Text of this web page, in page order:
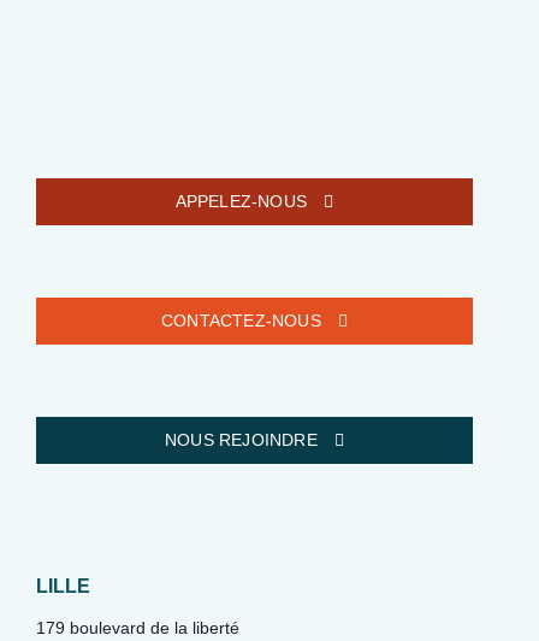
APPELEZ-NOUS
CONTACTEZ-NOUS
NOUS REJOINDRE
LILLE
179 boulevard de la liberté